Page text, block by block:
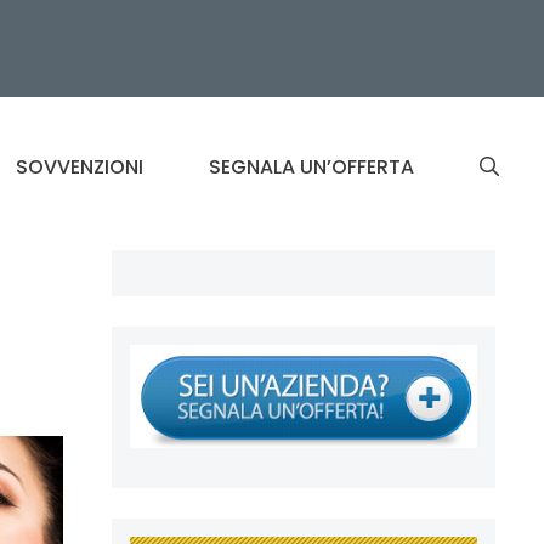
SOVVENZIONI SEGNALA UN’OFFERTA